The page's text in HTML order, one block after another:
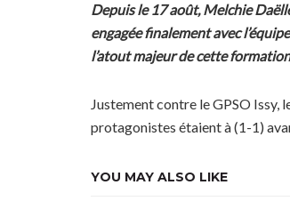
Depuis le 17 août, Melchie
engagée finalement avec
l’atout majeur de cette
Justement contre le GPSO Issy,
protagonistes étaient à (1-1)
YOU MAY ALSO LIKE